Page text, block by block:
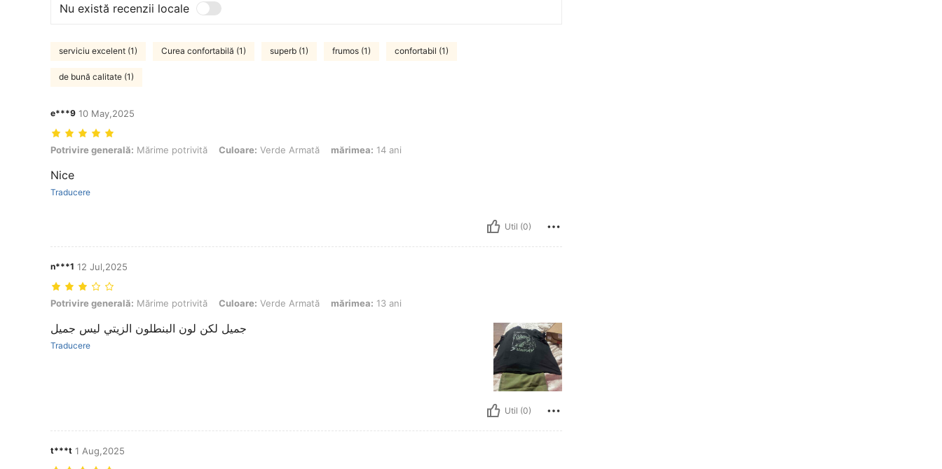
Nu există recenzii locale
serviciu excelent (1) Curea confortabilă (1) superb (1) frumos (1) confortabil (1)
de bună calitate (1)
e***9 10 May,2025
Potrivire generală: Mărime potrivită, Culoare: Verde Armată, mărimea: 14 ani
Potrivire generală: Mărime potrivită Culoare: Verde Armată mărimea: 14 ani
Nice
Traducere
Util (0)
n***1 12 Jul,2025
Potrivire generală: Mărime potrivită, Culoare: Verde Armată, mărimea: 13 ani
Potrivire generală: Mărime potrivită Culoare: Verde Armată mărimea: 13 ani
جميل لكن لون البنطلون الزيتي ليس جميل
Traducere
Util (0)
t***t 1 Aug,2025